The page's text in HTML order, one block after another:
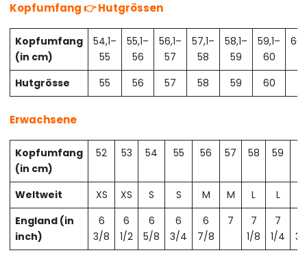
Kopfumfang 👉 Hutgrössen
Kopfumfang
(in cm)
54,1–
55
55,1–
56
56,1–
57
57,1–
58
58,1–
59
59,1–
60
Hutgrösse
55 56 57 58 59 60
Erwachsene
Kopfumfang
(in cm)
52 53 54 55 56 57 58 59
Weltweit XS XS S S M M L L
England (in
inch)
6
3/8
6
1/2
6
5/8
6
3/4
6
7/8
7
7
1/8
7
1/4